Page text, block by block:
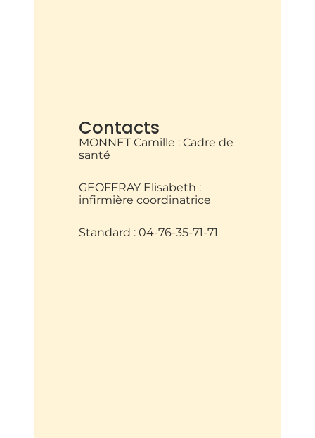
Contacts
MONNET Camille : Cadre de
santé
GEOFFRAY Elisabeth :
infirmière coordinatrice
Standard : 04-76-35-71-71